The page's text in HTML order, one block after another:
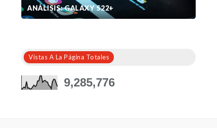
ANÁLISIS: GALAXY S22+
Vistas A La Página Totales
9,285,776